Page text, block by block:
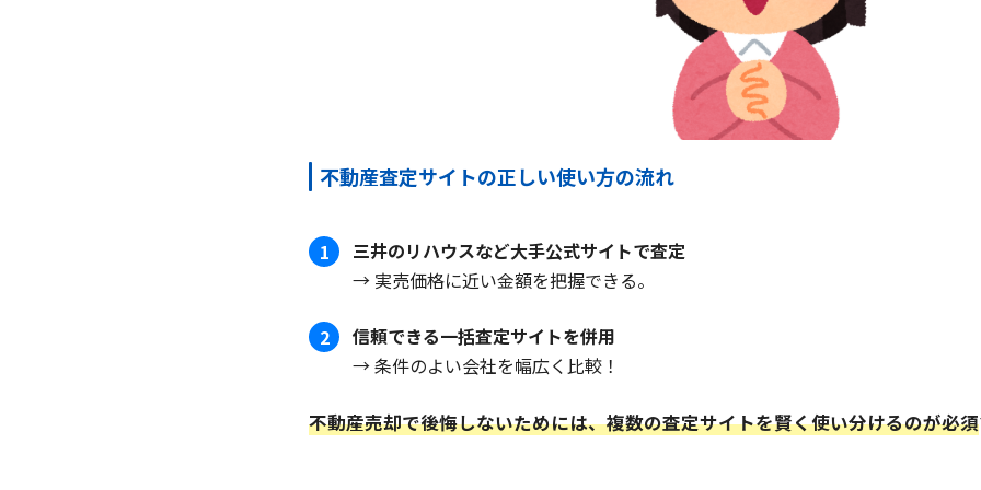
不動産査定サイトの正しい使い方の流れ
1
三井のリハウスなど大手公式サイトで査定
→ 実売価格に近い金額を把握できる。
2
信頼できる一括査定サイトを併用
→ 条件のよい会社を幅広く比較！
不動産売却で後悔しないためには、複数の査定サイトを賢く使い分けるのが必須